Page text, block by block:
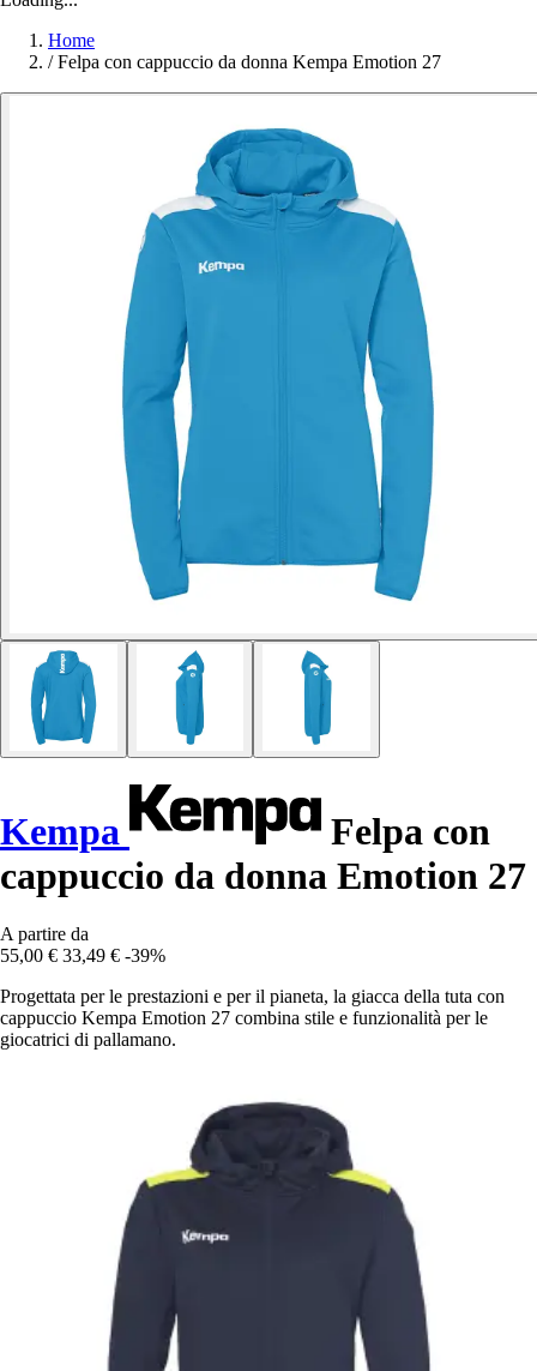
Home
/ Felpa con cappuccio da donna Kempa Emotion 27
Kempa
Felpa con
cappuccio da donna Emotion 27
A partire da
55,00 € 33,49 € -39%
Progettata per le prestazioni e per il pianeta, la giacca della tuta con
cappuccio Kempa Emotion 27 combina stile e funzionalità per le
giocatrici di pallamano.